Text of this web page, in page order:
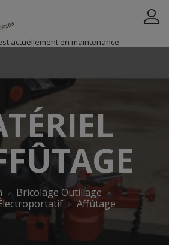
Bricolage Outillage
Affûtage